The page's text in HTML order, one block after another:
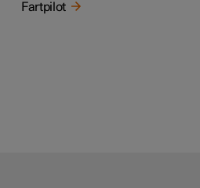
Fartpilot